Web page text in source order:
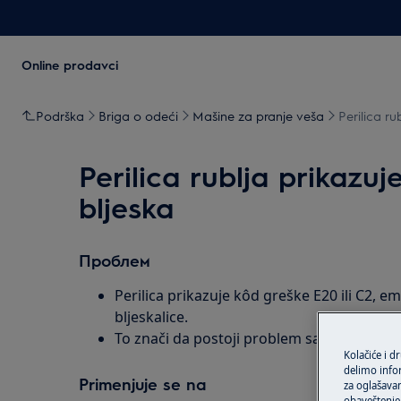
Online prodavci
Podrška Briga o odeći Mašine za pranje veša Perilica
Perilica rublja
bljeska
Проблем
Perilica prikazuje kôd greške E20 ili C2,
bljeskalice.
To znači da postoji problem sa pumpom.
Primenjuje se na
Kolačiće i
delimo
za